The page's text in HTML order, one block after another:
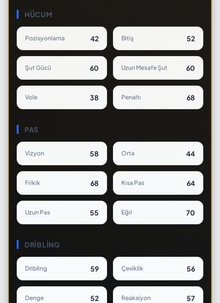
HÜCUM
Pozisyonlama 42 Bitiş 52
Şut Gücü 60 Uzun Mesafe Şut 60
Vole 38 Penaltı 68
PAS
Vizyon 58 Orta 44
Frikik 68 Kısa Pas 64
Uzun Pas 55 Eğri 70
DRIBLING
Dribling 59 Çeviklik 56
Denge 52 Reaksiyon 57